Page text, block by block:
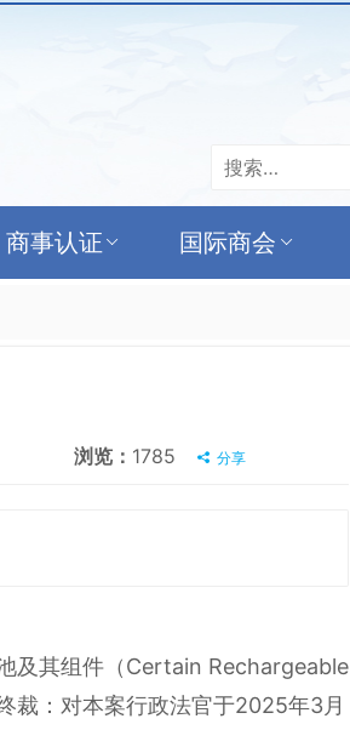
商事认证 国际商会
浏览： 1785 分享
及其组件（Certain Rechargeable
：对本案行政法官于2025年3月